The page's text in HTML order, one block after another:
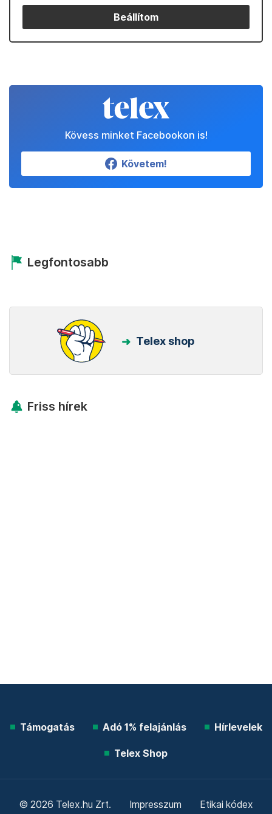
Beállítom
Kövess minket Facebookon is!
Követem!
Legfontosabb
Telex shop
Friss hírek
Támogatás Adó 1% felajánlás Hírlevelek
Telex Shop
© 2026 Telex.hu Zrt. Impresszum Etikai kódex